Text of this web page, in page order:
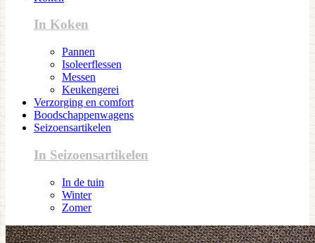
In Koken
Pannen
Isoleerflessen
Messen
Keukengerei
Verzorging en comfort
Boodschappenwagens
Seizoensartikelen
In Seizoensartikelen
In de tuin
Winter
Zomer